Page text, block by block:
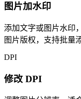
图片加水印
添加文字或图片水印
图片版权，支持批量
DPI
修改 DPI